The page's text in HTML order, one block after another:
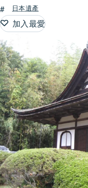
# 日本遺產
加入最愛